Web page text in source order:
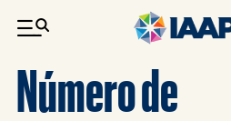
PASAR AL CONTENIDO
Número de